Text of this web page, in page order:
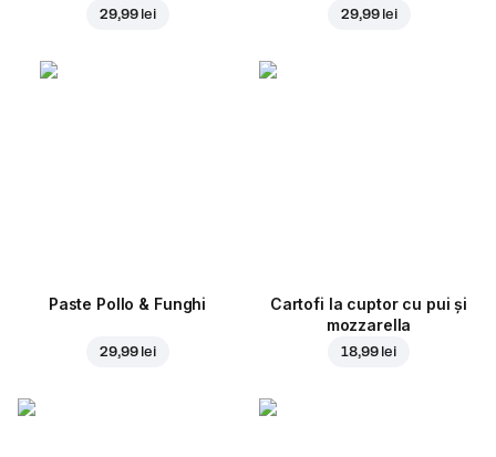
29,99 lei 29,99 lei
Paste Pollo & Funghi
29,99 lei
Cartofi la cuptor cu pui și
mozzarella
18,99 lei